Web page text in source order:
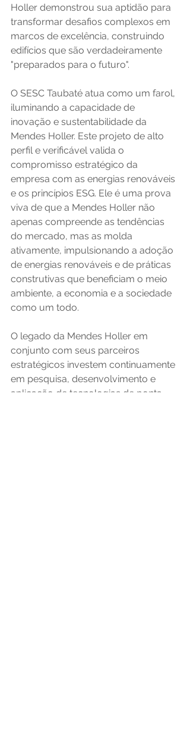
Holler demonstrou sua aptidão para
transformar desafios complexos em
marcos de excelência, construindo
edifícios que são verdadeiramente
"preparados para o futuro".
O SESC Taubaté atua como um farol,
iluminando a capacidade de
inovação e sustentabilidade da
Mendes Holler. Este projeto de alto
perfil e verificável valida o
compromisso estratégico da
empresa com as energias renováveis
e os princípios ESG. Ele é uma prova
viva de que a Mendes Holler não
apenas compreende as tendências
do mercado, mas as molda
ativamente, impulsionando a adoção
de energias renováveis e de práticas
construtivas que beneficiam o meio
ambiente, a economia e a sociedade
como um todo.
O legado da Mendes Holler em
conjunto com seus parceiros
estratégicos investem continuamente
em pesquisa, desenvolvimento e
aplicação de tecnologias de ponta,